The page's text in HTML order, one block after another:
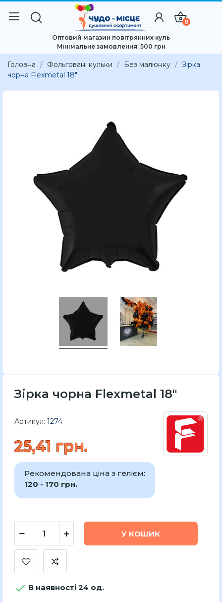
0
Оптовий магазин повітрянних куль
Мінімальне замовлення: 500 грн
Головна Фольговані кульки Без малюнку
Зірка
чорна Flexmetal 18"
Зірка чорна Flexmetal 18"
Артикул: 1274
25,41 грн.
Рекомендована ціна з гелієм:
120 - 170 грн.
У КОШИК
 В наявності 24 од.